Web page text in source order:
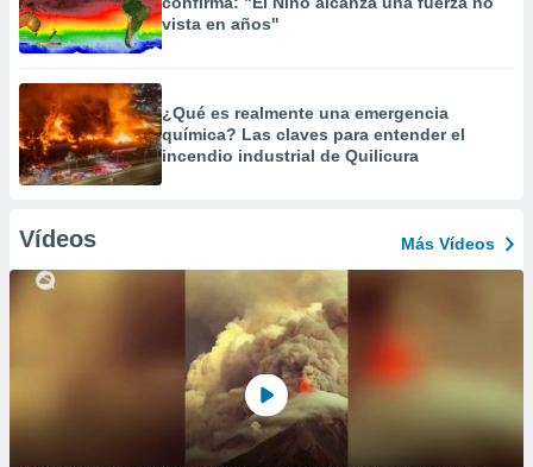
vista en años"
¿Qué es realmente una emergencia
química? Las claves para entender el
incendio industrial de Quilicura
Vídeos Más Vídeos